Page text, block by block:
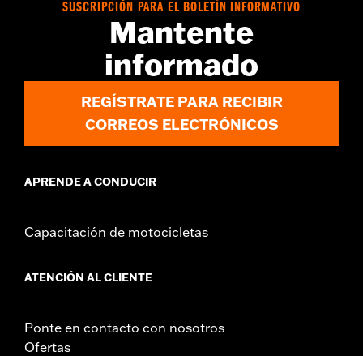
SUSCRIPCIÓN PARA EL BOLETÍN INFORMATIVO
Mantente
informado
REGÍSTRATE PARA RECIBIR
CORREOS ELECTRÓNICOS
APRENDE A CONDUCIR
Capacitación de motocicletas
ATENCIÓN AL CLIENTE
Ponte en contacto con nosotros
Ofertas